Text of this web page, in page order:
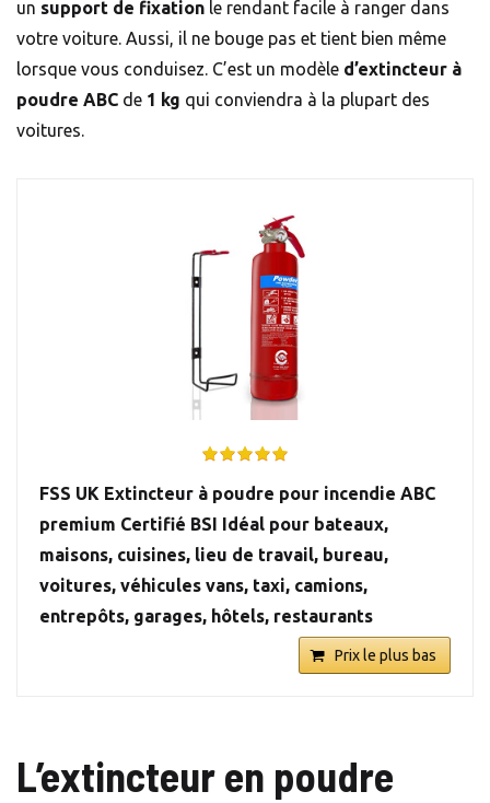
un support de fixation le rendant facile à ranger dans
votre voiture. Aussi, il ne bouge pas et tient bien même
lorsque vous conduisez. C’est un modèle d’extincteur à
poudre ABC de 1 kg qui conviendra à la plupart des
voitures.
FSS UK Extincteur à poudre pour incendie ABC
premium Certifié BSI Idéal pour bateaux,
maisons, cuisines, lieu de travail, bureau,
voitures, véhicules vans, taxi, camions,
entrepôts, garages, hôtels, restaurants
Prix le plus bas
L’extincteur en poudre